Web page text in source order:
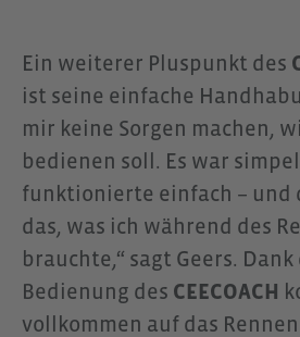
Ein weiterer Pluspunkt des
ist seine einfache
mir keine Sorgen machen,
bedienen soll. Es war
funktionierte einfach – und
das, was ich während des
brauchte,“ sagt Geers.
Bedienung des CEECOACH
vollkommen auf das